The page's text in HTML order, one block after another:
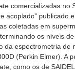
comercializadas no
publicado
coletadas em
os níveis
da espectrometria de
(Perkin Elmer). A
como os de